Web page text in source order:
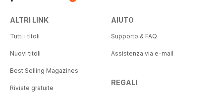
ALTRI LINK
Tutti i titoli
Nuovi titoli
Best Selling Magazines
Riviste gratuite
AIUTO
Supporto & FAQ
Assistenza via e-mail
REGALI